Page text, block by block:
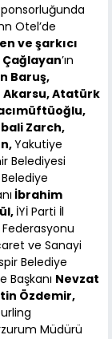
Otel’de
ve şarkıcı
Çağlayan’ın
Baruş,
Akarsu, Atatürk
Zarch,
Yakutiye
Belediyesi
İbrahim
İYİ Parti İl
ve Sanayi
Belediye
Başkanı Nevzat
Özdemir,
Müdürü